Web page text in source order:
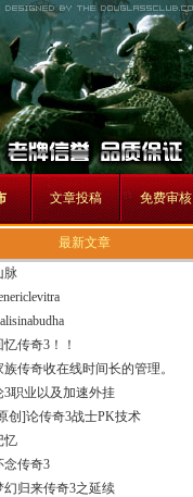
文章投稿 免费审核
最新文章
脉
忆传奇3！！
族传奇收在线时间长的管理。
3职业以及加速外挂
创]论传奇3战士PK技术
忆
念传奇3
幻归来传奇3之延续